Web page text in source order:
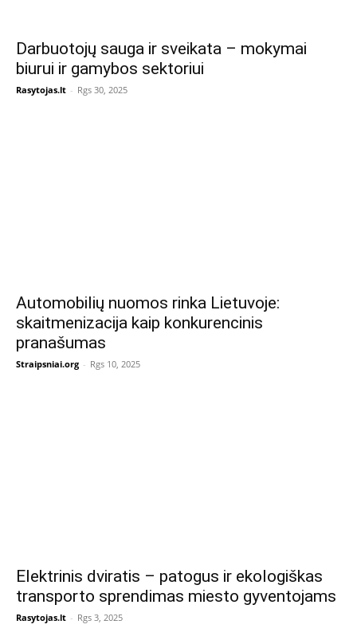
Darbuotojų sauga ir sveikata – mokymai
biurui ir gamybos sektoriui
Rasytojas.lt - Rgs 30, 2025
Automobilių nuomos rinka Lietuvoje:
skaitmenizacija kaip konkurencinis
pranašumas
Straipsniai.org - Rgs 10, 2025
Elektrinis dviratis – patogus ir ekologiškas
transporto sprendimas miesto gyventojams
Rasytojas.lt - Rgs 3, 2025